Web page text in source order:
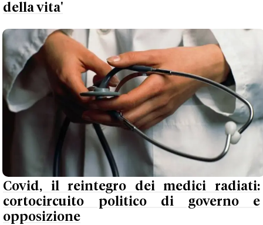
della vita'
Covid, il reintegro dei medici radiati:
cortocircuito politico di governo e
opposizione